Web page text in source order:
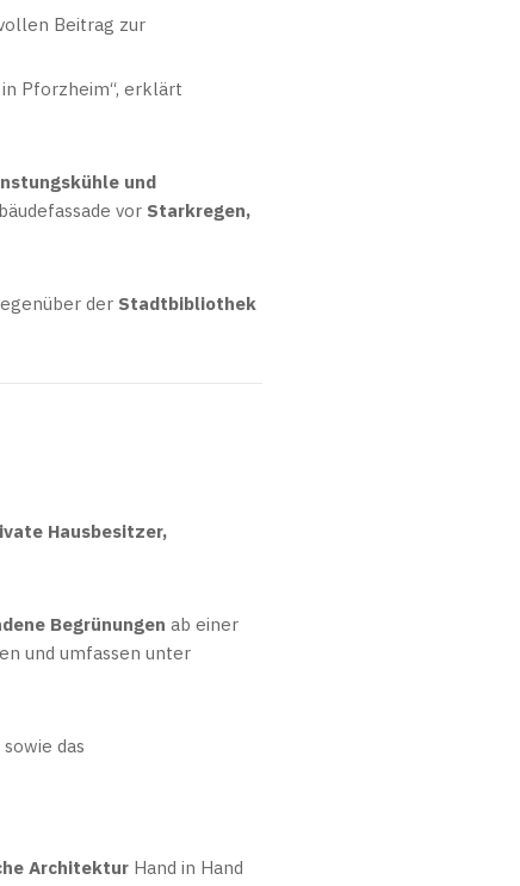
Beitrag zur
Pforzheim“, erklärt
und
vor Starkregen,
der Stadtbibliothek
Hausbesitzer,
Begrünungen ab einer
und umfassen unter
das
Architektur Hand in Hand